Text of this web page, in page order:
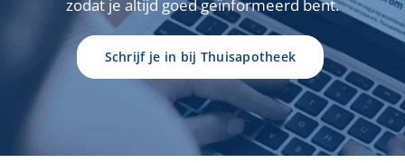
zodat je altijd goedgeïnformeerd bent.
Schrijf je in bij Thuisapotheek